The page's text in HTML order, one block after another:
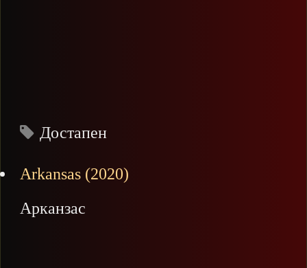
Достапен
Arkansas (2020)
Арканзас